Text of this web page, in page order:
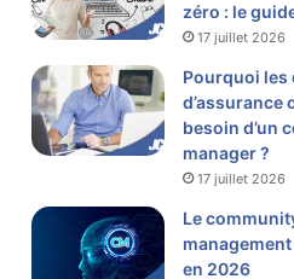
zéro : le
17 juillet 2026
Pourquoi les
d’assurance
besoin d’un
manager ?
17 juillet 2026
Le
management
en 2026